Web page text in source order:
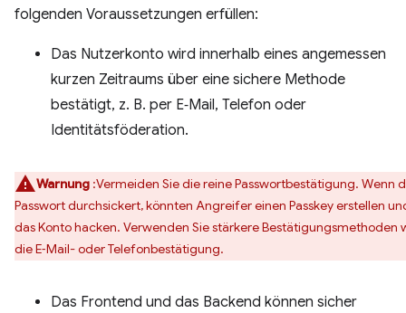
folgenden Voraussetzungen erfüllen:
Das Nutzerkonto wird innerhalb eines angemessen
kurzen Zeitraums über eine sichere Methode
bestätigt, z. B. per E‑Mail, Telefon oder
Identitätsföderation.
Warnung :Vermeiden Sie die reine Passwortbestätigung. Wenn
Passwort durchsickert, könnten Angreifer einen Passkey erstellen
das Konto hacken. Verwenden Sie stärkere Bestätigungsmethoden
die E‑Mail- oder Telefonbestätigung.
Das Frontend und das Backend können sicher